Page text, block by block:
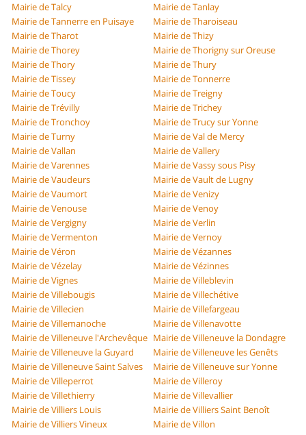
Mairie de Talcy
Mairie de Tanlay
Mairie de Tannerre en Puisaye
Mairie de Tharoiseau
Mairie de Tharot
Mairie de Thizy
Mairie de Thorey
Mairie de Thorigny sur Oreuse
Mairie de Thory
Mairie de Thury
Mairie de Tissey
Mairie de Tonnerre
Mairie de Toucy
Mairie de Treigny
Mairie de Trévilly
Mairie de Trichey
Mairie de Tronchoy
Mairie de Trucy sur Yonne
Mairie de Turny
Mairie de Val de Mercy
Mairie de Vallan
Mairie de Vallery
Mairie de Varennes
Mairie de Vassy sous Pisy
Mairie de Vaudeurs
Mairie de Vault de Lugny
Mairie de Vaumort
Mairie de Venizy
Mairie de Venouse
Mairie de Venoy
Mairie de Vergigny
Mairie de Verlin
Mairie de Vermenton
Mairie de Vernoy
Mairie de Véron
Mairie de Vézannes
Mairie de Vézelay
Mairie de Vézinnes
Mairie de Vignes
Mairie de Villeblevin
Mairie de Villebougis
Mairie de Villechétive
Mairie de Villecien
Mairie de Villefargeau
Mairie de Villemanoche
Mairie de Villenavotte
Mairie de Villeneuve l'Archevêque Mairie de Villeneuve la Dondagre
Mairie de Villeneuve la Guyard
Mairie de Villeneuve les Genêts
Mairie de Villeneuve Saint Salves
Mairie de Villeneuve sur Yonne
Mairie de Villeperrot
Mairie de Villeroy
Mairie de Villethierry
Mairie de Villevallier
Mairie de Villiers Louis
Mairie de Villiers Saint Benoît
Mairie de Villiers Vineux
Mairie de Villon